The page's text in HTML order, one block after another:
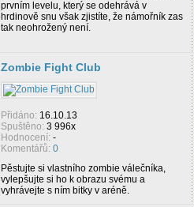
prvním levelu, který se odehrává v
hrdinově snu však zjistíte, že námořník zas
tak neohrožený není.
Zombie Fight Club
Přidáno: 16.10.13
Spuštěno: 3 996x
Hodnocení: -
Komentářů: 0
Pěstujte si vlastního zombie válečníka,
vylepšujte si ho k obrazu svému a
vyhrávejte s ním bitky v aréně.